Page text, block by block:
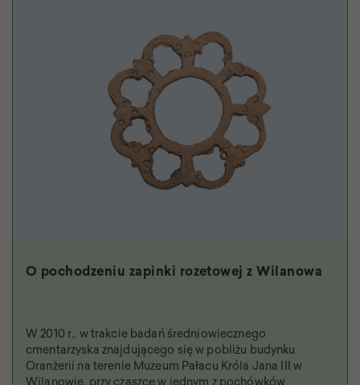
O pochodzeniu zapinki rozetowej z Wilanowa
W 2010 r., w trakcie badań średniowiecznego
cmentarzyska znajdującego się w pobliżu budynku
Oranżerii na terenie Muzeum Pałacu Króla Jana III w